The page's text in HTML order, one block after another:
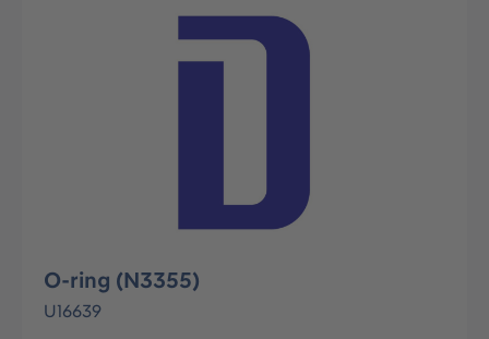
Afbeeldingengalerij overslaan
O-ring (N3355)
U16639